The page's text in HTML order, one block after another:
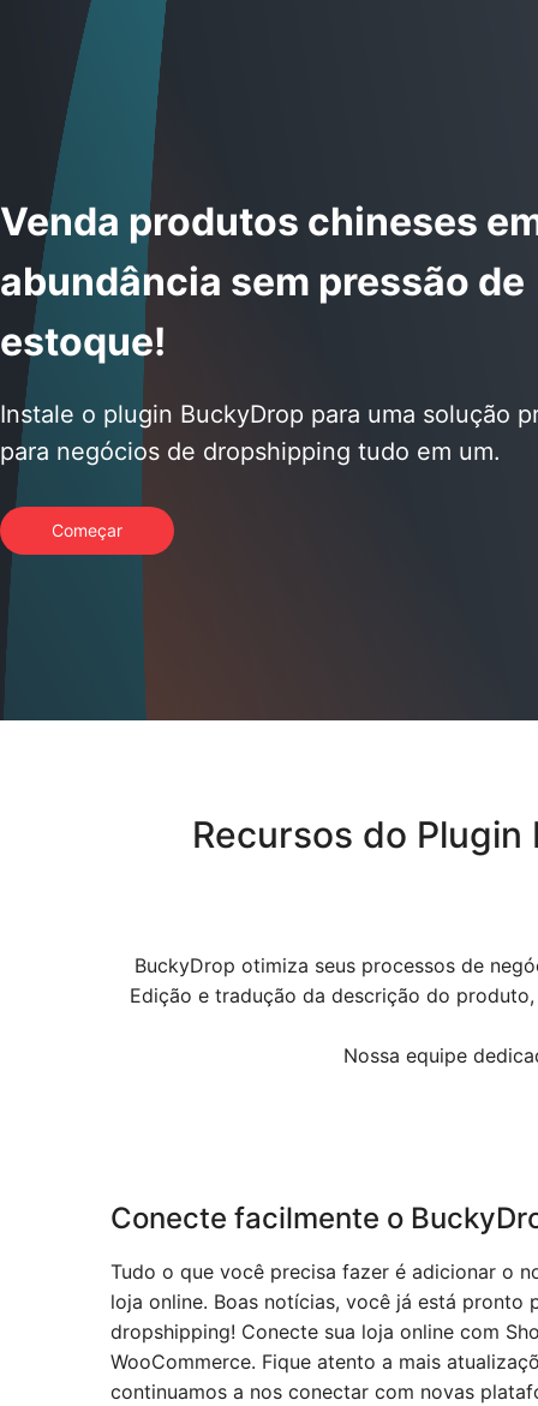
Venda produtos chineses
abundância sem pressão de
estoque!
Instale o plugin BuckyDrop para uma solução
para negócios de dropshipping tudo em um.
Começar
Recursos do
BuckyDrop otimiza seus processos de
Edição e tradução da descrição do
Nossa equipe
Conecte facilmente o
Tudo o que você precisa fazer é adicionar o
loja online. Boas notícias, você já está pronto
dropshipping! Conecte sua loja online com
WooCommerce. Fique atento a mais
continuamos a nos conectar com novas